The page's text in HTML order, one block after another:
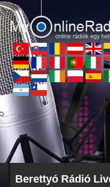
Berettyó Rádió